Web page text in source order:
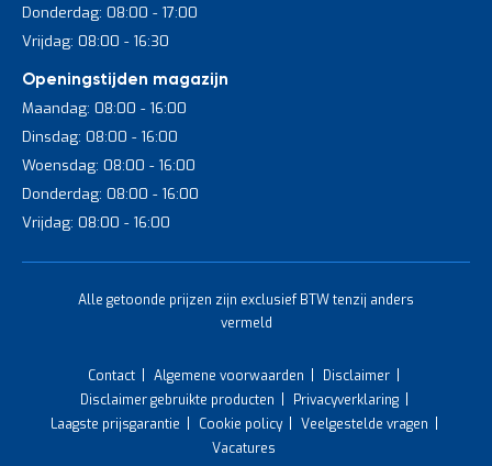
Donderdag: 08:00 - 17:00
Vrijdag: 08:00 - 16:30
Openingstijden magazijn
Maandag: 08:00 - 16:00
Dinsdag: 08:00 - 16:00
Woensdag: 08:00 - 16:00
Donderdag: 08:00 - 16:00
Vrijdag: 08:00 - 16:00
Alle getoonde prijzen zijn exclusief BTW tenzij anders
vermeld
Contact Algemene voorwaarden
Disclaimer
Disclaimer gebruikte producten
Privacyverklaring
Laagste prijsgarantie
Cookie policy
Veelgestelde vragen
Vacatures